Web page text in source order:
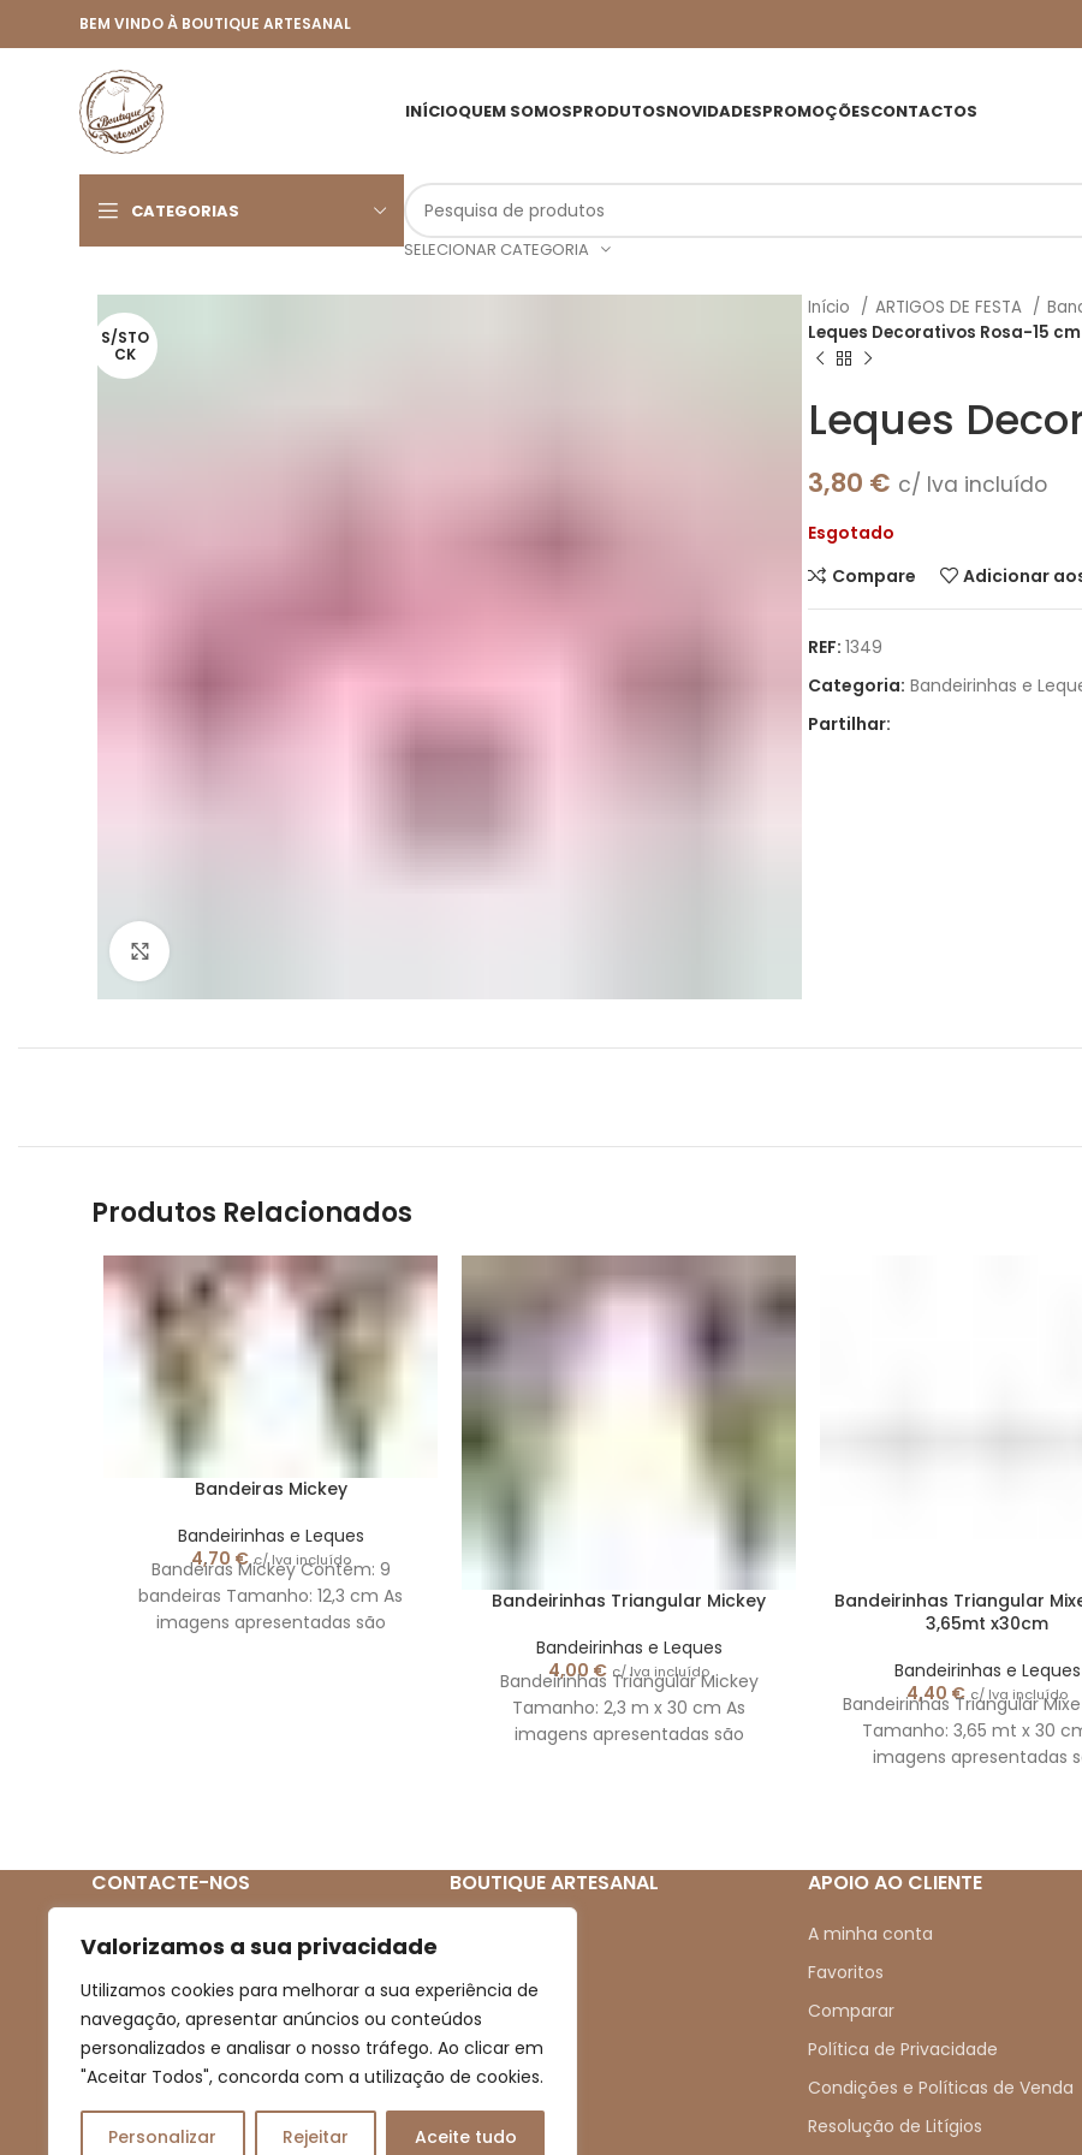
Valorizamos a sua privacidade
Utilizamos cookies para melhorar a sua experiência de
navegação, apresentar anúncios ou conteúdos
personalizados e analisar o nosso tráfego. Ao clicar em
"Aceitar Todos", concorda com a utilização de cookies.
Personalizar Rejeitar Aceite tudo
BEM VINDO À BOUTIQUE ARTESANAL
INÍCIOQUEM SOMOSPRODUTOSNOVIDADESPROMOÇÕESCONTACTOS
CATEGORIAS
SELECIONAR CATEGORIA
S/STO
CK
Início ARTIGOS DE FESTA
Leques Decorativos Rosa-15 cm
Leques
3,80 € c/ Iva incluído
Esgotado
Compare
Adicionar
REF: 1349
Categoria: Bandeirinhas e
Partilhar:
Produtos Relacionados
Bandeiras Mickey
Bandeirinhas e Leques
4,70 € c/ Iva incluído
Bandeiras Mickey Contém: 9
bandeiras Tamanho: 12,3 cm As
imagens apresentadas são
Bandeirinhas Triangular Mickey
Bandeirinhas e Leques
4,00 € c/ Iva incluído
Bandeirinhas Triangular Mickey
Tamanho: 2,3 m x 30 cm As
imagens apresentadas são
Bandeirinhas Triangular
3,65mt x30cm
Bandeirinhas e Leques
4,40 € c/ Iva incluído
Bandeirinhas Triangular
Tamanho: 3,65 mt x 30
imagens apresentadas
CONTACTE-NOS
(+351) 939 272 831
boutiqueartesanal2013@gmail.com
BOUTIQUE ARTESANAL
Novidades
Promoções
Contactos
APOIO AO CLIENTE
A minha conta
Favoritos
Comparar
Política de Privacidade
Condições e Políticas de Venda
Resolução de Litígios